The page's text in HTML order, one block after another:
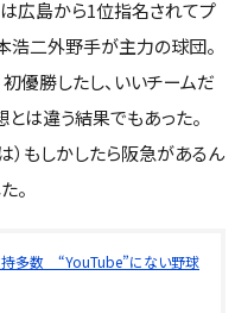
は広島から1位指名されてプ
浩二外野手が主力の球団。
初優勝したし、いいチームだ
とは違う結果でもあった。
）もしかしたら阪急があるん
。
多数 “YouTube”にない野球